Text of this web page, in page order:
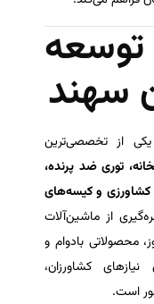
سهند
از تخصصی‌ترین
توری ضد پرنده،
و کیسه‌های
از ماشین‌آلات
محصولاتی بادوام و
کشاورزان،
است.